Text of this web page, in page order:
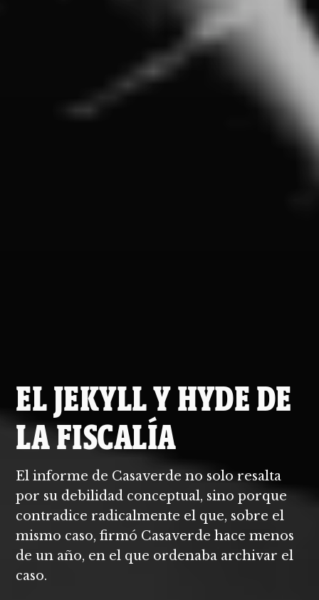
EL JEKYLL Y HYDE DE
LA FISCALÍA
El informe de Casaverde no solo resalta
por su debilidad conceptual, sino porque
contradice radicalmente el que, sobre el
mismo caso, firmó Casaverde hace menos
de un año, en el que ordenaba archivar el
caso.